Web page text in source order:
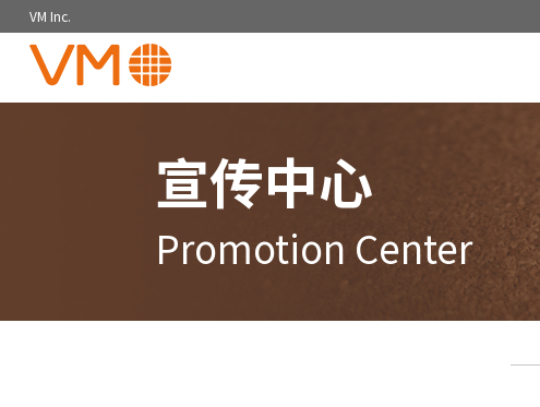
VM Inc.
宣传中心
Promotion Center